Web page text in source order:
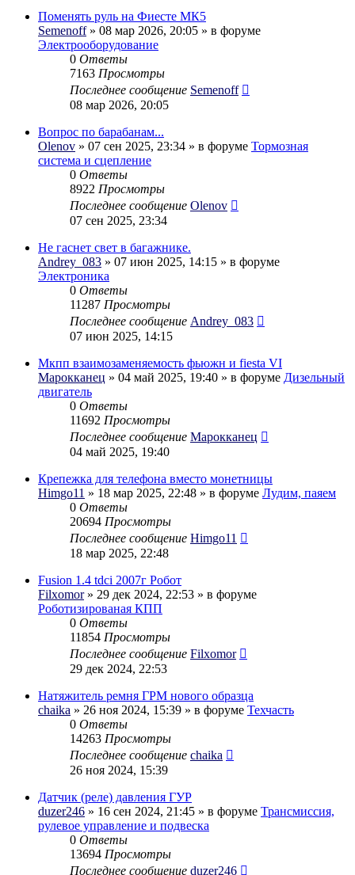
Поменять руль на Фиесте МК5
Semenoff» 08 мар 2026, 20:05 » в форуме
Электрооборудование
0 Ответы
7163 Просмотры
Последнее сообщение Semenoff
08 мар 2026, 20:05
Вопрос по барабанам...
Olenov » 07 сен 2025, 23:34 » в форуме Тормозная
система и сцепление
0 Ответы
8922 Просмотры
Последнее сообщение Olenov
07 сен 2025, 23:34
Не гаснет свет в багажнике.
Andrey_083 » 07 июн 2025, 14:15 » в форуме
Электроника
0 Ответы
11287 Просмотры
Последнее сообщение Andrey_083
07 июн 2025, 14:15
Мкпп взаимозаменяемость фьюжн и fiesta VI
Марокканец » 04 май 2025, 19:40 » в форуме Дизельный
двигатель
0 Ответы
11692 Просмотры
Последнее сообщение Марокканец
04 май 2025, 19:40
Крепежка для телефона вместо монетницы
Himgo11 » 18 мар 2025, 22:48 » в форуме Лудим, паяем
0 Ответы
20694 Просмотры
Последнее сообщение Himgo11
18 мар 2025, 22:48
Fusion 1.4 tdci 2007г Робот
Filxomor» 29 дек 2024, 22:53 » в форуме
Роботизированая КПП
0 Ответы
11854 Просмотры
Последнее сообщение Filxomor
29 дек 2024, 22:53
Натяжитель ремня ГРМ нового образца
chaika » 26 ноя 2024, 15:39 » в форуме Техчасть
0 Ответы
14263 Просмотры
Последнее сообщение chaika
26 ноя 2024, 15:39
Датчик (реле) давления ГУР
duzer246 » 16 сен 2024, 21:45 » в форуме Трансмиссия,
рулевое управление и подвеска
0 Ответы
13694 Просмотры
Последнее сообщение duzer246